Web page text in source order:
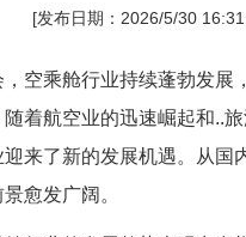
[发布日期：2026/5/30
空乘舱行业持续蓬勃发展
着航空业的迅速崛起和..
来了新的发展机遇。从国
愈发广阔。